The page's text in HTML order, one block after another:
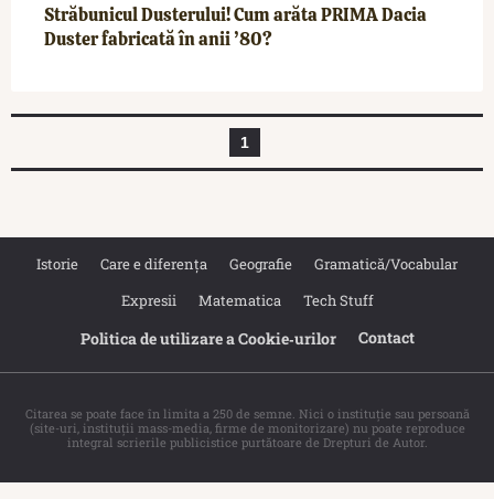
Străbunicul Dusterului! Cum arăta PRIMA Dacia
Duster fabricată în anii ’80?
1
Istorie Care e diferența Geografie
Gramatică/Vocabular
Expresii
Matematica Tech Stuff
Politica de utilizare a Cookie‐urilor Contact
Citarea se poate face în limita a 250 de semne. Nici o instituţie sau persoană
(site-uri, instituţii mass-media, firme de monitorizare) nu poate reproduce
integral scrierile publicistice purtătoare de Drepturi de Autor.